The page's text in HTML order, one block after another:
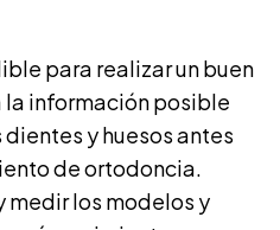
para realizar un buen
información posible
y huesos antes
de ortodoncia.
medir los modelos y